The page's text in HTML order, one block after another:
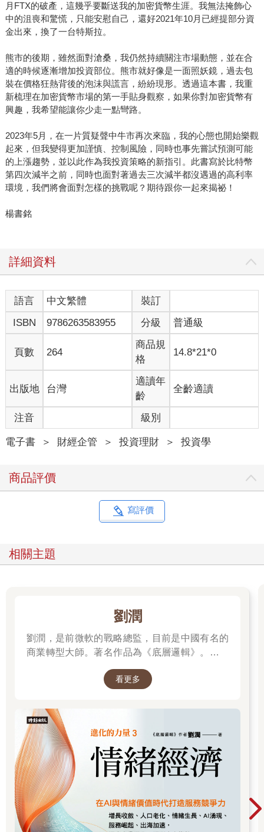
月FTX的破產，這幾乎要斷送我的加密貨幣生涯。我無法掩飾心
中的沮喪和驚慌，只能安慰自己，還好2021年10月已經提部分資
金出來，換了一台特斯拉。
熊市的後期，雖然面對滄桑，我仍然持續關注市場動態，並在合
適的時候逐漸增加投資部位。熊市就好像是一面照妖鏡，過去包
裝在價格狂熱背後的泡沫與謊言，紛紛現形。透過這本書，我重
新梳理在加密貨幣市場的第一手貼身觀察，如果你對加密貨幣有
興趣，我希望能讓你少走一點彎路。
2023年5月，在一片質疑聲中牛市再次來臨，我的心態也開始樂觀
起來，但我變得更加謹慎、控制風險，同時也事先嘗試預測可能
的上漲趨勢，並以此作為我投資策略的新指引。此書寫於比特幣
第四次減半之前，同時也面對著過去三次減半都沒遇過的高利率
環境，我們將會面對怎樣的挑戰呢？期待跟你一起來揭祕！
楊書銘
詳細資料
語言 中文繁體
裝訂
ISBN
9786263583955 分級 普通級
頁數 264
商品規
格
14.8*21*0
出版地 台灣
適讀年
齡
全齡適讀
注音 級別
電子書 ＞ 財經企管 ＞ 投資理財 ＞ 投資學
商品評價
寫評價
相關主題
劉潤
劉潤，是前微軟的戰略總監，目前是中國有名的
商業轉型大師。著名作品為《底層邏輯》。唯有
的世界中，認清所有真相！
看更多